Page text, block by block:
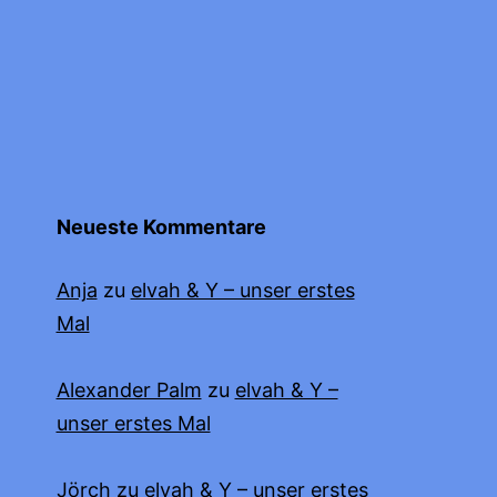
Neueste Kommentare
Anja zu elvah & Y – unser erstes
Mal
Alexander Palm zu elvah & Y –
unser erstes Mal
Jörch zu elvah & Y – unser erstes